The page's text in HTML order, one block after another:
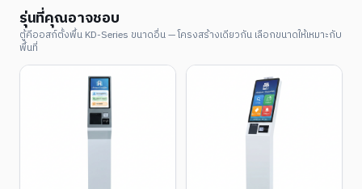
รุ่นที่คุณอาจชอบ
ตู้คีออสก์ตั้งพื้น KD-Series ขนาดอื่น — โครงสร้างเดียวกัน เลือกขนาดให้เหมาะกับ
พื้นที่